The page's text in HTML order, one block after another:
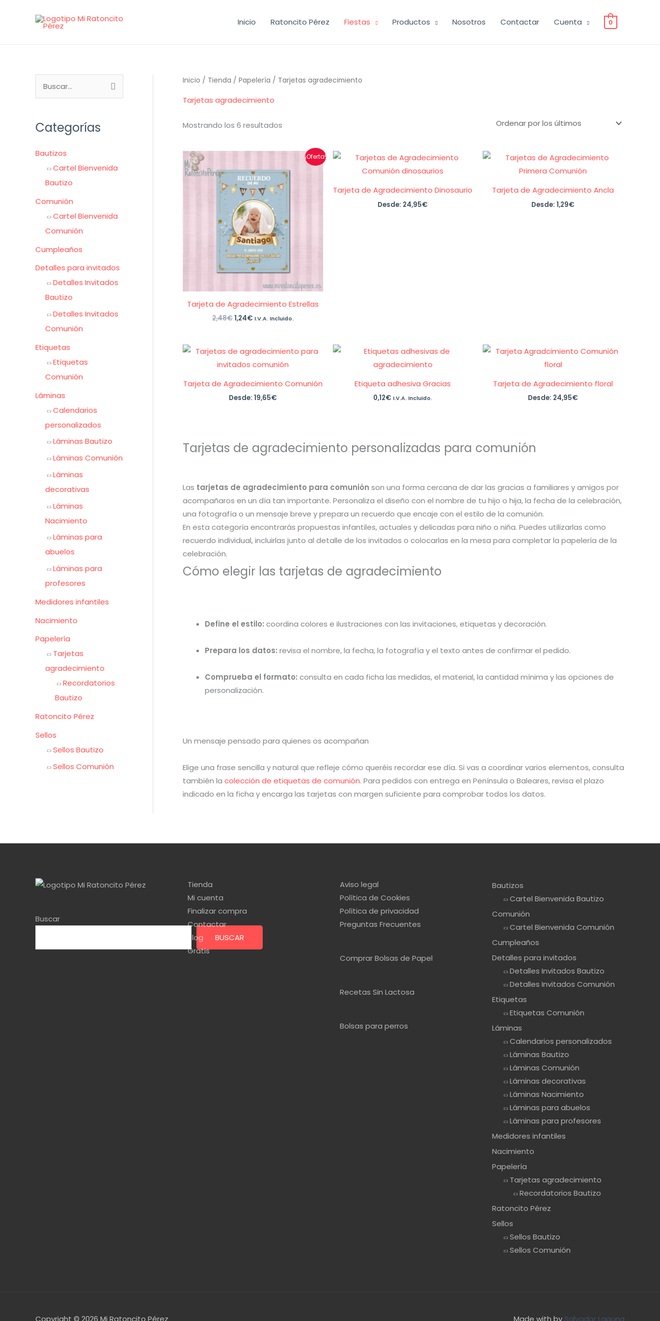
Inicio Ratoncito Pérez Fiestas Productos Nosotros Contactar Cuenta 0
u
c
r
r
Categorías
Bautizos
Cartel Bienvenida
Bautizo
Comunión
Cartel Bienvenida
Comunión
Cumpleaños
Detalles para invitados
Detalles Invitados
Bautizo
Detalles Invitados
Comunión
Etiquetas
Etiquetas
Comunión
Láminas
Calendarios
personalizados
Láminas Bautizo
Láminas Comunión
Láminas
decorativas
Láminas
Nacimiento
Láminas para
abuelos
Láminas para
profesores
Medidores infantiles
Nacimiento
Papelería
Tarjetas
agradecimiento
Recordatorios
Bautizo
Ratoncito Pérez
Sellos
Sellos Bautizo
Sellos Comunión
Inicio / Tienda / Papelería / Tarjetas agradecimiento
Tarjetas agradecimiento
Mostrando los 6 resultados
¡Oferta!
Tarjeta de Agradecimiento Estrellas
2,48€El
2,48€.
1,24€El
1,24€.
I.V.A. Incluido.
Tarjeta de Agradecimiento Dinosaurio
Desde: 24,95€
Tarjeta de Agradecimiento Ancla
Desde:1,29€
Tarjeta de Agradecimiento Comunión
Desde: 19,65€
Etiqueta adhesiva Gracias
0,12€ I.V.A. Incluido.
Tarjeta de Agradecimiento floral
Desde: 24,95€
Tarjetas de agradecimiento personalizadas para comunión
Las tarjetas de agradecimiento para comunión son una forma cercana de dar las gracias a familiares y amigos por
acompañaros en un día tan importante. Personaliza el diseño con el nombre de tu hijo o hija, la fecha de la celebración,
una fotografía o un mensaje breve y prepara un recuerdo que encaje con el estilo de la comunión.
En esta categoría encontrarás propuestas infantiles, actuales y delicadas para niño o niña. Puedes utilizarlas como
recuerdo individual, incluirlas junto al detalle de los invitados o colocarlas en la mesa para completar la papelería de la
celebración.
Cómo elegir las tarjetas de agradecimiento
Define el estilo: coordina colores e ilustraciones con las invitaciones, etiquetas y decoración.
Prepara los datos: revisa el nombre, la fecha, la fotografía y el texto antes de confirmar el pedido.
Comprueba el formato: consulta en cada ficha las medidas, el material, la cantidad mínima y las opciones de
personalización.
Un mensaje pensado para quienes os acompañan
Elige una frase sencilla y natural que refleje cómo queréis recordar ese día. Si vas a coordinar varios elementos, consulta
también la colección de etiquetas de comunión. Para pedidos con entrega en Península o Baleares, revisa el plazo
indicado en la ficha y encarga las tarjetas con margen suficiente para comprobar todos los datos.
Buscar
BUSCAR
Tienda
Mi cuenta
Finalizar compra
Contactar
Blog
Gratis
Aviso legal
Política de Cookies
Política de privacidad
Preguntas Frecuentes
Comprar Bolsas de Papel
Recetas Sin Lactosa
Bolsas para perros
Bautizos
Cartel Bienvenida Bautizo
Comunión
Cartel Bienvenida Comunión
Cumpleaños
Detalles para invitados
Detalles Invitados Bautizo
Detalles Invitados Comunión
Etiquetas
Etiquetas Comunión
Láminas
Calendarios personalizados
Láminas Bautizo
Láminas Comunión
Láminas decorativas
Láminas Nacimiento
Láminas para abuelos
Láminas para profesores
Medidores infantiles
Nacimiento
Papelería
Tarjetas agradecimiento
Recordatorios Bautizo
Ratoncito Pérez
Sellos
Sellos Bautizo
Sellos Comunión
Copyright © 2026 Mi Ratoncito Pérez Made with by Salvador Laguna